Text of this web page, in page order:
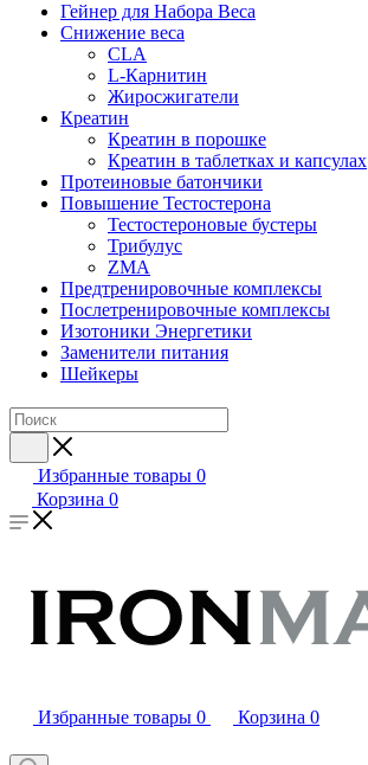
Гейнер для Набора Веса
Снижение веса
CLA
L-Карнитин
Жиросжигатели
Креатин
Креатин в порошке
Креатин в таблетках и капсулах
Протеиновые батончики
Повышение Тестостерона
Тестостероновые бустеры
Трибулус
ZMA
Предтренировочные комплексы
Послетренировочные комплексы
Изотоники Энергетики
Заменители питания
Шейкеры
Избранные товары 0
Корзина 0
Избранные товары 0 Корзина 0